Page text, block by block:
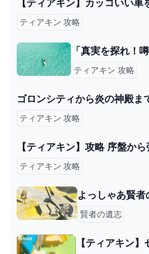
ティアキン 攻略
ティアキン 攻略
ティアキン 攻略
ティアキン 攻略
賢者の遺志